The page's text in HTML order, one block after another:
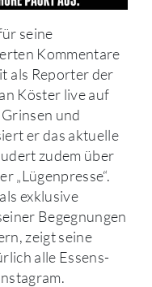
seine
Kommentare
als Reporter der
Köster live auf
und
er das aktuelle
zudem über
„Lügenpresse“.
exklusive
Begegnungen
zeigt seine
alle Essens-